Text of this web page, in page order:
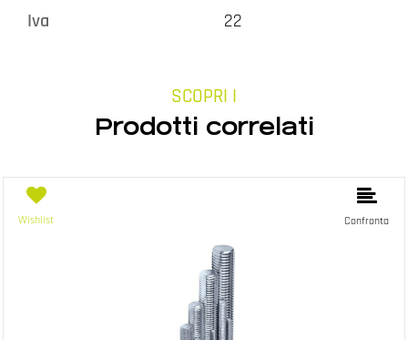
Iva 22
SCOPRI I
Prodotti correlati
Wishlist Confronta